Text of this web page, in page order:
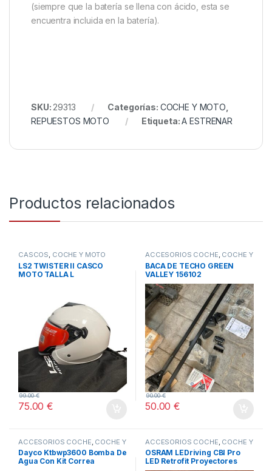
(siempre que la batería se llena con ácido, esta se
encuentra incluida en la batería).
SKU: 29313 Categorías: COCHE Y MOTO
REPUESTOS MOTO
Etiqueta:A ESTRENAR
Productos relacionados
CASCOS COCHE Y MOTO
LS2 TWISTER II CASCO
MOTO TALLA L
75.00€
99.00€
ACCESORIOS COCHE COCHE Y
BACA DE TECHO GREEN
VALLEY 156102
50.00€
90.00€
ACCESORIOS COCHE COCHE Y
MOTO TODOS
Dayco Ktbwp3600 Bomba De
Agua Con Kit Correa
ACCESORIOS COCHE COCHE Y
MOTO , TODOS
OSRAM LEDriving CBI Pro
LED Retrofit Proyectores